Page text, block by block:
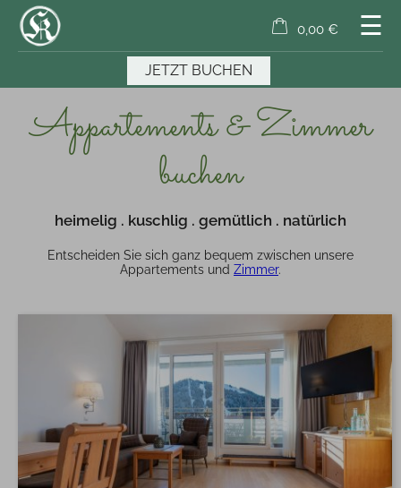
☰
0,00 € ×
Warenkorb ist leer
JETZT BUCHEN
Appartements & Zimmer
buchen
heimelig . kuschlig . gemütlich . natürlich
Entscheiden Sie sich ganz bequem zwischen unsere
Appartements und Zimmer.